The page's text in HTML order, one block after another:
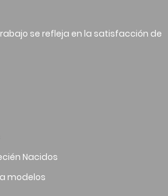
se refleja en la satisfacción de
Nacidos
modelos